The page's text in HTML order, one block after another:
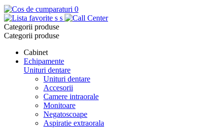
0
s s
Categorii produse
Categorii produse
Cabinet
Echipamente
Unituri dentare
Unituri dentare
Accesorii
Camere intraorale
Monitoare
Negatoscoape
Aspiratie extraorala